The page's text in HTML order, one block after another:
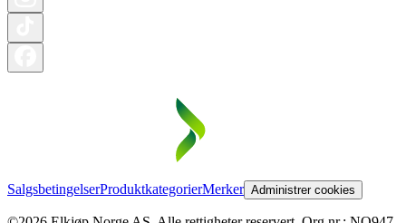
SalgsbetingelserProduktkategorierMerker Administrer cookies